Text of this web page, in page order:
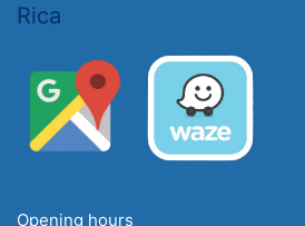
Rica
Opening hours